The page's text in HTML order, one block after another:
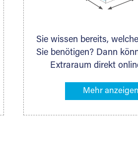
Sie wissen bereits,
Sie benötigen? Dann
Extraraum direkt
Lagerliste die
möchten – das